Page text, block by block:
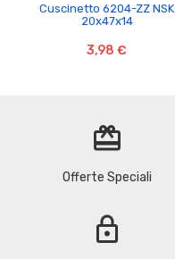
Cuscinetto 6204-ZZ NSK
20x47x14
3,98 €
redeem
Offerte Speciali
lock